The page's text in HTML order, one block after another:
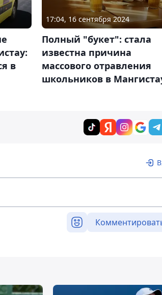
в
17:04, 16 сентября 2024
Полный "букет": стала
известна причина
массового отравления
школьников в